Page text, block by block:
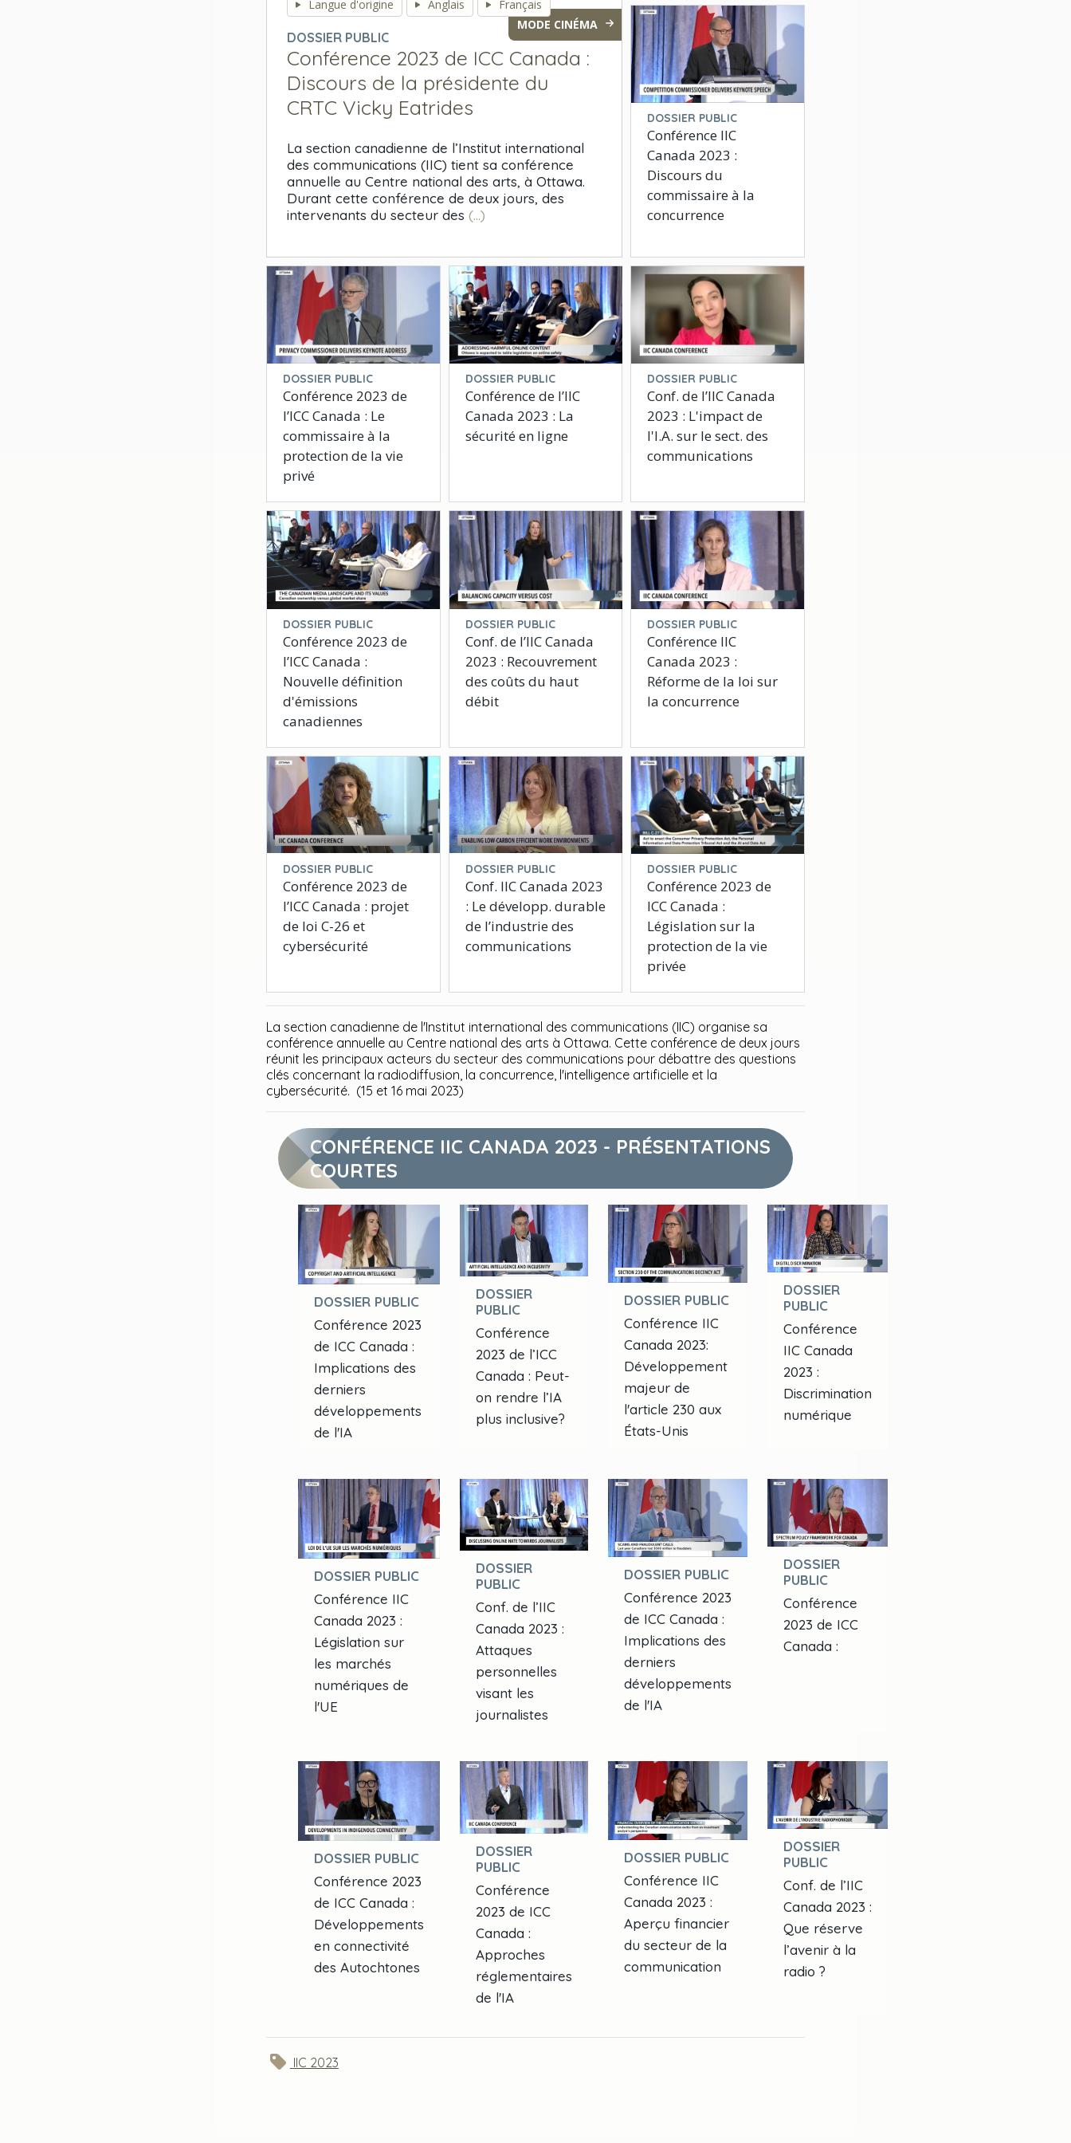
secondsVolume
90%
Langue d'origine Anglais
Français
MODE CINÉMA
DOSSIER PUBLIC
Conférence 2023 de ICC Canada :
Discours de la présidente du
CRTC Vicky Eatrides
La section canadienne de l’Institut international
des communications (IIC) tient sa conférence
annuelle au Centre national des arts, à Ottawa.
Durant cette conférence de deux jours, des
intervenants du secteur des (...)
DOSSIER PUBLIC
Conférence IIC
Canada 2023 :
Discours du
commissaire à la
concurrence
DOSSIER PUBLIC
Conférence 2023 de
l’ICC Canada : Le
commissaire à la
protection de la vie
privé
DOSSIER PUBLIC
Conférence de l’IIC
Canada 2023 : La
sécurité en ligne
DOSSIER PUBLIC
Conf. de l’IIC Canada
2023 : L'impact de
l'I.A. sur le sect. des
communications
DOSSIER PUBLIC
Conférence 2023 de
l’ICC Canada :
Nouvelle définition
d'émissions
canadiennes
DOSSIER PUBLIC
Conf. de l’IIC Canada
2023 : Recouvrement
des coûts du haut
débit
DOSSIER PUBLIC
Conférence IIC
Canada 2023 :
Réforme de la loi sur
la concurrence
DOSSIER PUBLIC
Conférence 2023 de
l’ICC Canada : projet
de loi C-26 et
cybersécurité
DOSSIER PUBLIC
Conf. IIC Canada 2023
: Le développ. durable
de l’industrie des
communications
DOSSIER PUBLIC
Conférence 2023 de
ICC Canada :
Législation sur la
protection de la vie
privée
La section canadienne de l'Institut international des communications (IIC) organise sa
conférence annuelle au Centre national des arts à Ottawa. Cette conférence de deux jours
réunit les principaux acteurs du secteur des communications pour débattre des questions
clés concernant la radiodiffusion, la concurrence, l'intelligence artificielle et la
cybersécurité. (15 et 16 mai 2023)
CONFÉRENCE IIC CANADA 2023 - PRÉSENTATIONS
COURTES
DOSSIER PUBLIC
Conférence 2023
de ICC Canada :
Implications des
derniers
développements
de l'IA
DOSSIER
PUBLIC
Conférence
2023 de l’ICC
Canada : Peut-
on rendre l’IA
plus inclusive?
DOSSIER PUBLIC
Conférence IIC
Canada 2023:
Développement
majeur de
l'article 230 aux
États-Unis
DOSSIER
PUBLIC
Conférence
IIC Canada
2023 :
Discrimination
numérique
DOSSIER PUBLIC
Conférence IIC
Canada 2023 :
Législation sur
les marchés
numériques de
l'UE
DOSSIER
PUBLIC
Conf. de l’IIC
Canada 2023 :
Attaques
personnelles
visant les
journalistes
DOSSIER PUBLIC
Conférence 2023
de ICC Canada :
Implications des
derniers
développements
de l'IA
DOSSIER
PUBLIC
Conférence
2023 de ICC
Canada :
DOSSIER PUBLIC
Conférence 2023
de ICC Canada :
Développements
en connectivité
des Autochtones
DOSSIER
PUBLIC
Conférence
2023 de ICC
Canada :
Approches
réglementaires
de l'IA
DOSSIER PUBLIC
Conférence IIC
Canada 2023 :
Aperçu financier
du secteur de la
communication
DOSSIER
PUBLIC
Conf. de l’IIC
Canada 2023 :
Que réserve
l’avenir à la
radio ?
IIC 2023